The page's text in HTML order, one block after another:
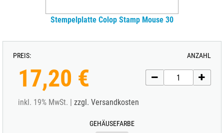
Stempelplatte Colop Stamp Mouse 30
PREIS:
17,20 €
inkl. 19% MwSt. | zzgl. Versandkosten
GEHÄUSEFARBE
ANZAHL